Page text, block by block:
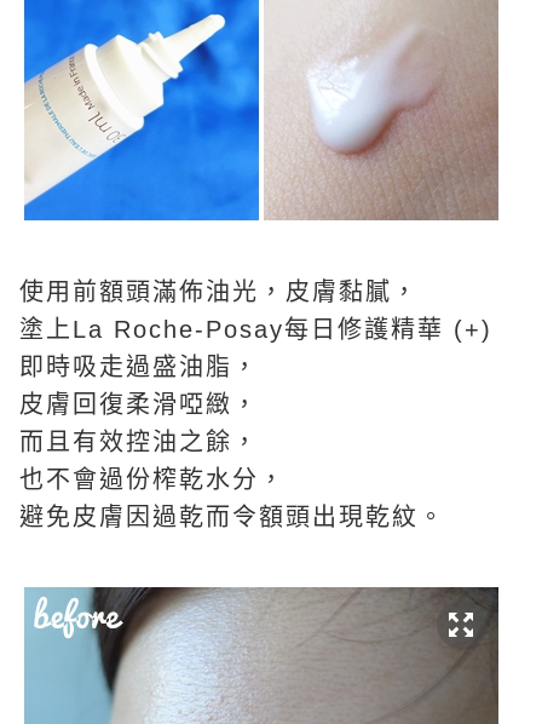
使用前額頭滿佈油光，皮膚黏膩，
塗上La Roche-Posay每日修護精華 (+)
即時吸走過盛油脂，
皮膚回復柔滑啞緻，
而且有效控油之餘，
也不會過份榨乾水分，
避免皮膚因過乾而令額頭出現乾紋。